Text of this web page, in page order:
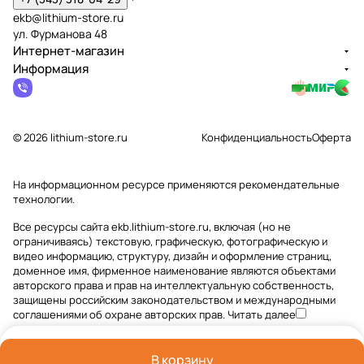
В корзину
ekb@lithium-store.ru
ул. Фурманова 48
Интернет-магазин
Информация
© 2026 lithium-store.ru КонфиденциальностьОферта
На информационном ресурсе применяютсярекомендательные
технологии.
Все ресурсы сайта ekb.lithium-store.ru, включая (но не
ограничиваясь) текстовую, графическую, фотографическую и
видео информацию, структуру, дизайн и оформление страниц,
доменное имя, фирменное наименование являются объектами
авторского права и прав на интеллектуальную собственность,
защищены российским законодательством и международными
соглашениями об охране авторских прав.Читать далее